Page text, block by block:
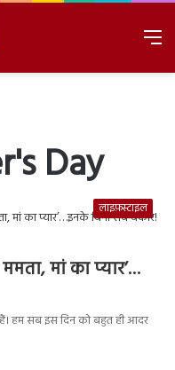
Day
लाइफ़स्टाइल
मां का प्यार’…
हम सब इस दिन को बहुत ही आदर